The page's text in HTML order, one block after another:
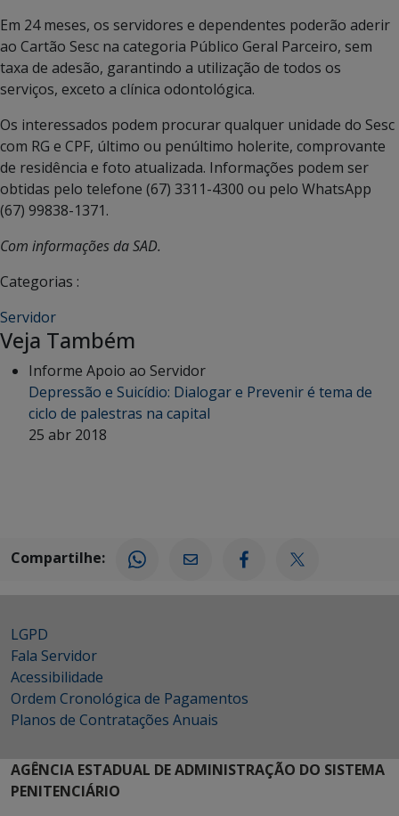
Em 24 meses, os servidores e dependentes poderão aderir
ao Cartão Sesc na categoria Público Geral Parceiro, sem
taxa de adesão, garantindo a utilização de todos os
serviços, exceto a clínica odontológica.
Os interessados podem procurar qualquer unidade do Sesc
com RG e CPF, último ou penúltimo holerite, comprovante
de residência e foto atualizada. Informações podem ser
obtidas pelo telefone (67) 3311-4300 ou pelo WhatsApp
(67) 99838-1371.
Com informações da SAD.
Categorias :
Servidor
Veja Também
Informe Apoio ao Servidor
Depressão e Suicídio: Dialogar e Prevenir é tema de
ciclo de palestras na capital
25 abr 2018
Compartilhe:
LGPD
Fala Servidor
Acessibilidade
Ordem Cronológica de Pagamentos
Planos de Contratações Anuais
AGÊNCIA ESTADUAL DE ADMINISTRAÇÃO DO SISTEMA
PENITENCIÁRIO